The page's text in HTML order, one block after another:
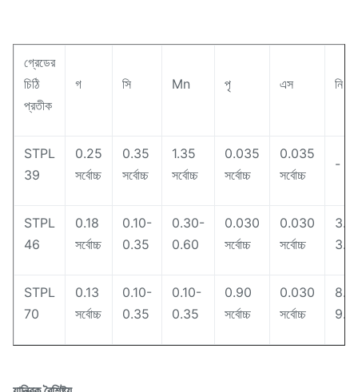
গ্রেডের
চিঠি
প্রতীক
গ সি Mn পৃ এস নি
STPL
39
0.25
সর্বোচ্চ
0.35
সর্বোচ্চ
1.35
সর্বোচ্চ
0.035
সর্বোচ্চ
0.035
সর্বোচ্চ
-
STPL
46
0.18
সর্বোচ্চ
0.10-
0.35
0.30-
0.60
0.030
সর্বোচ্চ
0.030
সর্বোচ্চ
3.8
STPL
70
0.13
সর্বোচ্চ
0.10-
0.35
0.10-
0.35
0.90
সর্বোচ্চ
0.030
সর্বোচ্চ
9.5